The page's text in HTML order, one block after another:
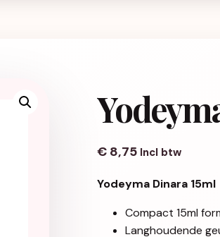
€8,75 Incl btw
Yodeyma Dinara 15ml
Compact 15ml
Langhoudende